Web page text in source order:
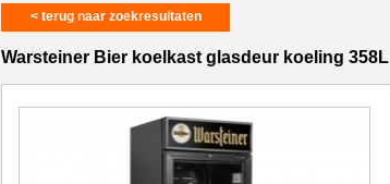
< terug naar zoekresultaten
Warsteiner Bier koelkast glasdeur koeling 358L